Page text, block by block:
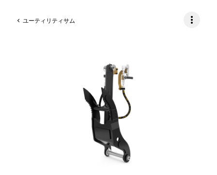
ユーティリティサム more_vert